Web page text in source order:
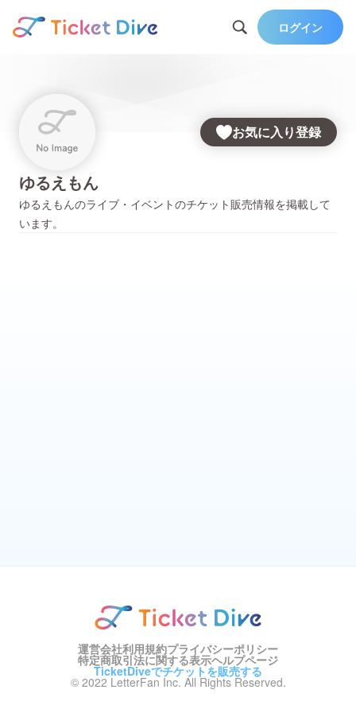
ログイン
お気に入り登録
ゆるえもん
ゆるえもんのライブ・イベントのチケット販売情報を掲載して
います。
運営会社利用規約プライバシーポリシー
特定商取引法に関する表示ヘルプページ
TicketDiveでチケットを販売する
© 2022 LetterFan Inc. All Rights Reserved.